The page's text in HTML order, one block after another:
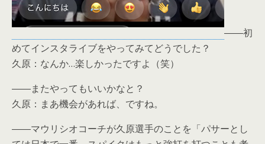
――初
めてインスタライブをやってみてどうでした？
久原：なんか…楽しかったですよ（笑）
――またやってもいいかなと？
久原：まあ機会があれば、ですね。
――マウリシオコーチが久原選手のことを「パサーとし